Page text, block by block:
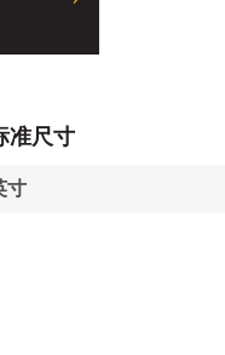
准尺寸
寸